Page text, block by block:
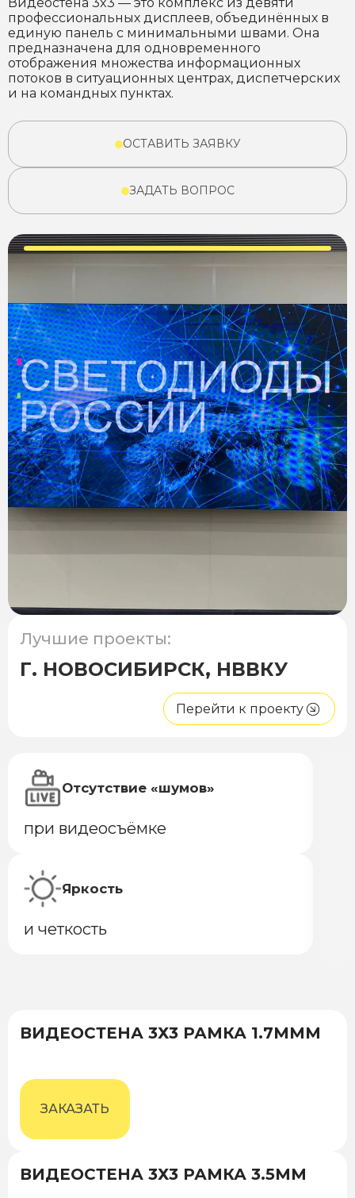
профессиональных дисплеев, объединённых в
единую панель с минимальными швами. Она
предназначена для одновременного
отображения множества информационных
потоков в ситуационных центрах, диспетчерских
и на командных пунктах.
ОСТАВИТЬ ЗАЯВКУ
ЗАДАТЬ ВОПРОС
Лучшие проекты:
Г. НОВОСИБИРСК, НВВКУ
Перейти к проекту
Отсутствие «шумов»
при видеосъёмке
Яркость
и четкость
ВИДЕОСТЕНА 3Х3 РАМКА 1.7МММ
ЗАКАЗАТЬ
ВИДЕОСТЕНА 3Х3 РАМКА 3.5ММ